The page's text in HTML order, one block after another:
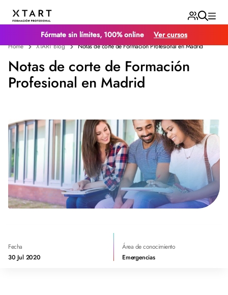
Home XTART Blog Notas de corte de Formación Profesional en Madrid
Notas de corte de Formación
Profesional en Madrid
Fecha
30 Jul 2020
Área de conocimiento
Emergencias
Fórmate sin límites, 100% online Ver cursos